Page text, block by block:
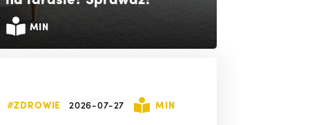
MIN
#ZDROWIE 2026-07-27 MIN